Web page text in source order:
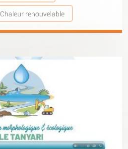
Chaleur renouvelable